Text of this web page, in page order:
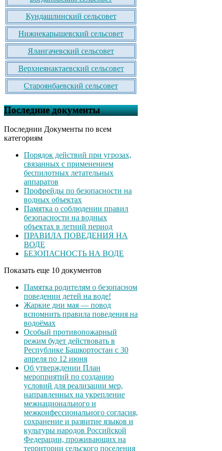
Кундашлинский сельсовет
Нижнекарышевский сельсовет
Ялангачевский сельсовет
Верхнеянактаевский сельсовет
Староянбаевский сельсовет
Последние документы
Последнии Документы по всем
категориям
Порядок действий при угрозах,
связанных с применением
беспилотных летательных
аппаратов
Профрейды по безопасности на
водных объектах
Памятка о соблюдении правил
безопасности на водных
объектах в летний период
ПРАВИЛА ПОВЕДЕНИЯ НА
ВОДЕ
БЕЗОПАСНОСТЬ НА ВОДЕ
Показать еще 10 документов
Памятка родителям о безопасном
поведении детей на воде!
Жаркие дни мая — повод
вспомнить правила поведения на
водоёмах
Особый противопожарный
режим будет действовать в
Республике Башкортостан с 30
апреля по 12 июня
Об утверждении План
мероприятий по созданию
условий для реализации мер,
направленных на укрепление
межнационального и
межконфессионального согласия,
сохранение и развитие языков и
культуры народов Российской
Федерации, проживающих на
территории сельского поселения